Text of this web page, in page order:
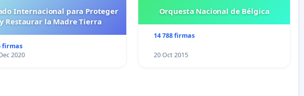
Internacional para Proteger
y Restaurar la Madre Tierra
firmas
2020
Orquesta Nacional de Bélgica
14 788 firmas
20 Oct 2015